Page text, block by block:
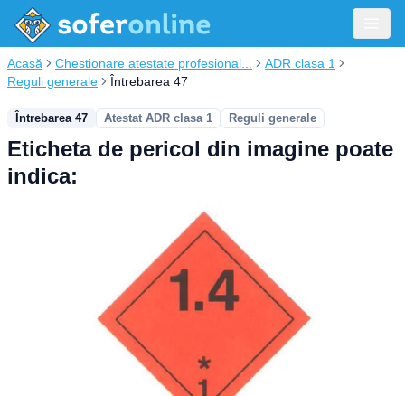
Acasă Chestionare atestate profesional...
ADR clasa 1
Reguli generale
Întrebarea 47
Întrebarea 47 Atestat ADR clasa 1 Reguli generale
Eticheta de pericol din imagine poate
indica: